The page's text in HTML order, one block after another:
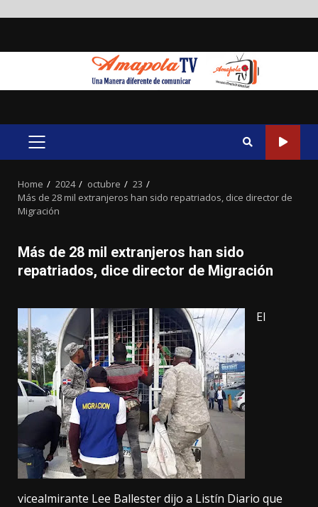
PRIMARY
Home 2024 octubre
23
Más de 28 mil extranjeros han sido repatriados, dice director de
Migración
Más de 28 mil extranjeros han sido
repatriados, dice director de Migración
El
vicealmirante Lee Ballester dijo a Listín Diario que